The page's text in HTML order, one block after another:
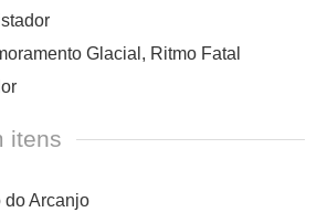
Glacial, Ritmo Fatal
itens
do Arcanjo